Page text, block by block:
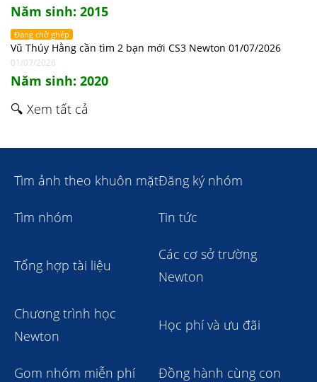
Năm sinh: 2015
Đang chờ ghép
Vũ Thúy Hằng cần tìm 2 bạn mới CS3 Newton 01/07/2026
01/07/2026
Năm sinh: 2020
🔍 Xem tất cả
Tìm ảnh theo khuôn mặtĐăng ký nhóm
Tìm nhóm Tin tức
Tổng hợp tài liệu
Các cơ sở trường
Newton
Chương trình học
Newton
Học phí và ưu đãi
Gom nhóm miễn phí Đồng hành cùng con